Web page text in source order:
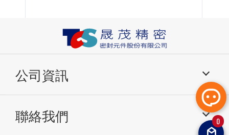
公司資訊
關於我們
聯絡我們 0